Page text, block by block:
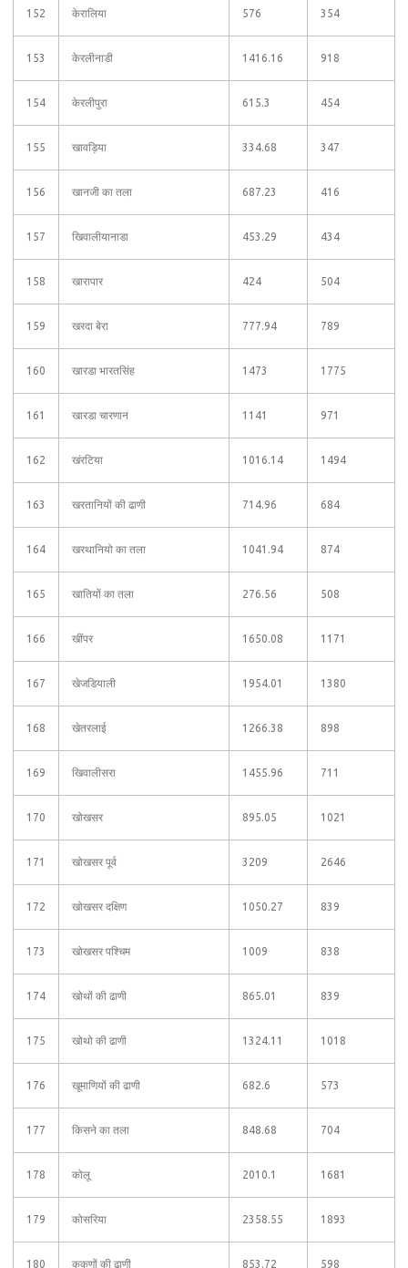
152 केरालिया 576 354
153 केरलीनाडी 1416.16 918
154 केरलीपुरा 615.3 454
155 खावड़िया 334.68 347
156 खानजी का तला 687.23 416
157 खिवालीयानाडा 453.29 434
158 खारापार 424 504
159 खरदा बेरा 777.94 789
160 खारडा भारतसिंह 1473 1775
161 खारडा चारणान 1141 971
162 खंरटिया 1016.14 1494
163 खरतानियों की ढाणी 714.96 684
164 खरथानियो का तला 1041.94 874
165 खातियों का तला 276.56 508
166 खींपर 1650.08 1171
167 खेजडियाली 1954.01 1380
168 खेतरलाई 1266.38 898
169 खिवालीसरा 1455.96 711
170 खोखसर 895.05 1021
171 खोखसर पूर्व 3209 2646
172 खोखसर दक्षिण 1050.27 839
173 खोखसर पश्चिम 1009 838
174 खोथों की ढाणी 865.01 839
175 खोथो की ढाणी 1324.11 1018
176 खूमाणियों की ढाणी 682.6 573
177 किसने का तला 848.68 704
178 कोलू 2010.1 1681
179 कोसरिया 2358.55 1893
180 कूकणों की ढाणी 853.72 598